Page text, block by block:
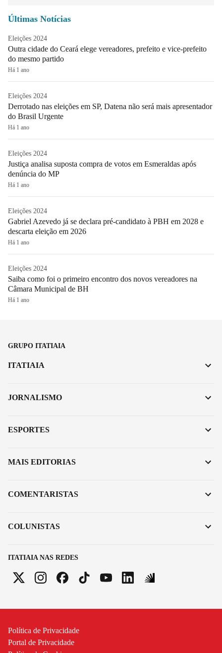
Últimas Notícias
Eleições 2024
Outra cidade do Ceará elege vereadores, prefeito e vice-prefeito
do mesmo partido
Há 1 ano
Eleições 2024
Derrotado nas eleições em SP, Datena não será mais apresentador
do Brasil Urgente
Há 1 ano
Eleições 2024
Justiça analisa suposta compra de votos em Esmeraldas após
denúncia do MP
Há 1 ano
Eleições 2024
Gabriel Azevedo já se declara pré-candidato à PBH em 2028 e
descarta eleição em 2026
Há 1 ano
Eleições 2024
Saiba como foi o primeiro encontro dos novos vereadores na
Câmara Municipal de BH
Há 1 ano
GRUPO ITATIAIA
ITATIAIA NAS REDES
ITATIAIA
JORNALISMO
ESPORTES
MAIS EDITORIAS
COMENTARISTAS
COLUNISTAS
Política de Privacidade
Portal de Privacidade